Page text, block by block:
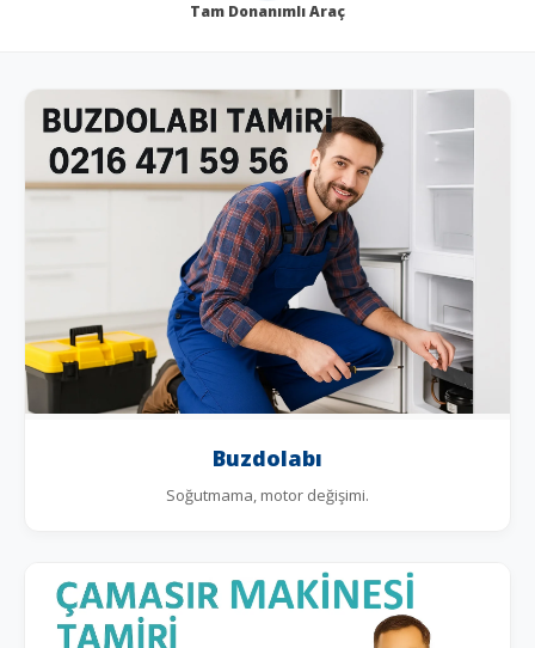
Tam Donanımlı Araç
Buzdolabı
Soğutmama, motor değişimi.